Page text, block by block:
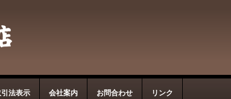
法表示 会社案内 お問合わせ リンク